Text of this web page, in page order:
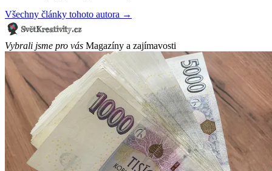
Všechny články tohoto autora →
Vybrali jsme pro vás Magazíny a zajímavosti